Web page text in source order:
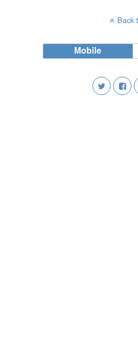
Back
Mobile